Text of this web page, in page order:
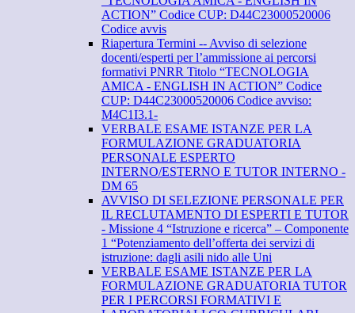
ACTION” Codice CUP: D44C23000520006
Codice avvis
Riapertura Termini -- Avviso di selezione
docenti/esperti per l’ammissione ai percorsi
formativi PNRR Titolo “TECNOLOGIA
AMICA - ENGLISH IN ACTION” Codice
CUP: D44C23000520006 Codice avviso:
M4C1I3.1-
VERBALE ESAME ISTANZE PER LA
FORMULAZIONE GRADUATORIA
PERSONALE ESPERTO
INTERNO/ESTERNO E TUTOR INTERNO -
DM 65
AVVISO DI SELEZIONE PERSONALE PER
IL RECLUTAMENTO DI ESPERTI E TUTOR
- Missione 4 “Istruzione e ricerca” – Componente
1 “Potenziamento dell’offerta dei servizi di
istruzione: dagli asili nido alle Uni
VERBALE ESAME ISTANZE PER LA
FORMULAZIONE GRADUATORIA TUTOR
PER I PERCORSI FORMATIVI E